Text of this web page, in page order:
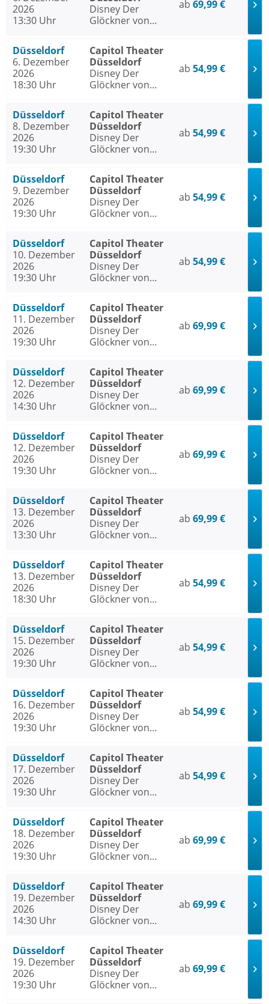
2026
13:30 Uhr
Disney Der
Glöckner von
ab 69,99 €
Düsseldorf
6. Dezember
2026
18:30 Uhr
Capitol Theater
Düsseldorf
Disney Der
Glöckner von
ab 54,99 €
Düsseldorf
8. Dezember
2026
19:30 Uhr
Capitol Theater
Düsseldorf
Disney Der
Glöckner von
ab 54,99 €
Düsseldorf
9. Dezember
2026
19:30 Uhr
Capitol Theater
Düsseldorf
Disney Der
Glöckner von
ab 54,99 €
Düsseldorf
10. Dezember
2026
19:30 Uhr
Capitol Theater
Düsseldorf
Disney Der
Glöckner von
ab 54,99 €
Düsseldorf
11. Dezember
2026
19:30 Uhr
Capitol Theater
Düsseldorf
Disney Der
Glöckner von
ab 69,99 €
Düsseldorf
12. Dezember
2026
14:30 Uhr
Capitol Theater
Düsseldorf
Disney Der
Glöckner von
ab 69,99 €
Düsseldorf
12. Dezember
2026
19:30 Uhr
Capitol Theater
Düsseldorf
Disney Der
Glöckner von
ab 69,99 €
Düsseldorf
13. Dezember
2026
13:30 Uhr
Capitol Theater
Düsseldorf
Disney Der
Glöckner von
ab 69,99 €
Düsseldorf
13. Dezember
2026
18:30 Uhr
Capitol Theater
Düsseldorf
Disney Der
Glöckner von
ab 54,99 €
Düsseldorf
15. Dezember
2026
19:30 Uhr
Capitol Theater
Düsseldorf
Disney Der
Glöckner von
ab 54,99 €
Düsseldorf
16. Dezember
2026
19:30 Uhr
Capitol Theater
Düsseldorf
Disney Der
Glöckner von
ab 54,99 €
Düsseldorf
17. Dezember
2026
19:30 Uhr
Capitol Theater
Düsseldorf
Disney Der
Glöckner von
ab 54,99 €
Düsseldorf
18. Dezember
2026
19:30 Uhr
Capitol Theater
Düsseldorf
Disney Der
Glöckner von
ab 69,99 €
Düsseldorf
19. Dezember
2026
14:30 Uhr
Capitol Theater
Düsseldorf
Disney Der
Glöckner von
ab 69,99 €
Düsseldorf
19. Dezember
2026
19:30 Uhr
Capitol Theater
Düsseldorf
Disney Der
Glöckner von
ab 69,99 €